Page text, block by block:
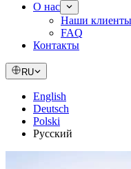
О нас
Наши клиенты
FAQ
Контакты
RU
English
Deutsch
Polski
Русский